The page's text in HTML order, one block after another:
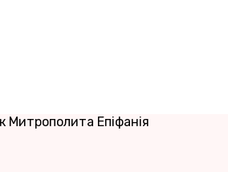
Митрополита Епіфанія